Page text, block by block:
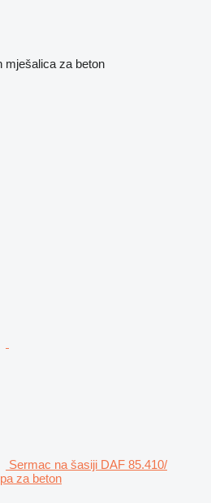
mješalica za beton
Sermac na šasiji DAF 85.410/
za beton